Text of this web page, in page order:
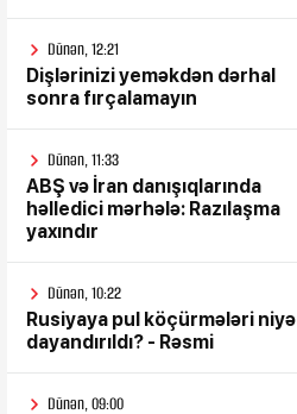
Dünən, 12:21
Dişlərinizi yeməkdən dərhal
sonra fırçalamayın
Dünən, 11:33
ABŞ və İran danışıqlarında
həlledici mərhələ: Razılaşma
yaxındır
Dünən, 10:22
Rusiyaya pul köçürmələri niyə
dayandırıldı? - Rəsmi
Dünən, 09:00